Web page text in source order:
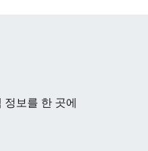
정보를 한 곳에